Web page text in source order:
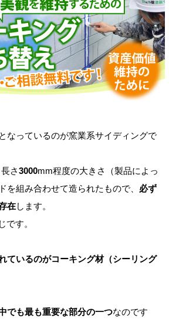
なっているのが窯業系サイディングで
さ3000mm程度の大きさ（製品によっ
を組み合わせて造られたもので、 必ず
在します。
です。
ているのがコーキング材（シーリング
でも最も重要な部分の一つなのです